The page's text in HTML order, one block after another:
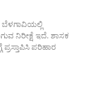
ನಿರೀಕ್ಷೆ ಇದೆ. ಶಾಸಕ
ಪರಿಹಾರ